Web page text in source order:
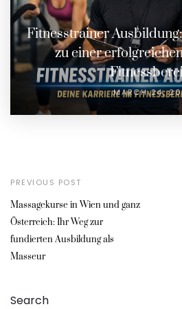
Fitnesstrainer
zu einer
MARCH 24,
PREVIOUS POST
Massagekurse in Wien und ganz
Österreich: Ihr Weg zur
fundierten Ausbildung als
Masseur
Search